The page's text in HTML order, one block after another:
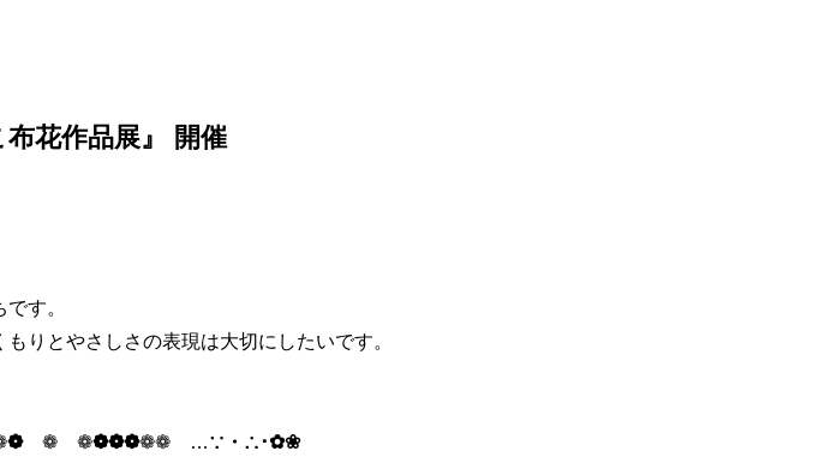
花作品展』 開催
す。
とやさしさの表現は大切にしたいです。
❁ ❁ ❁❁❁❁❁❁ …∵・∴･✿❀